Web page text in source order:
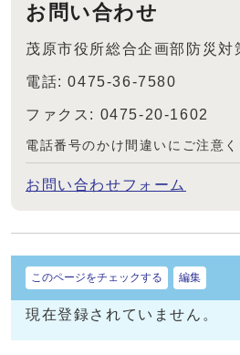
お問い合わせ
茂原市役所総合企画部防災対
電話: 0475-36-7580
ファクス: 0475-20-1602
電話番号のかけ間違いにご注意く
お問い合わせフォーム
このページをチェックする 編集
現在登録されていません。